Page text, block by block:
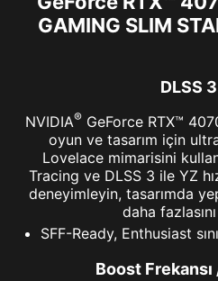
GAMING SLIM
DLSS
NVIDIA®GeForce RTX™
oyun ve tasarım için
Lovelace mimarisini
Tracing ve DLSS 3 ile YZ
deneyimleyin, tasarımda
daha
SFF-Ready, Enthusiast
Boost Frekansı